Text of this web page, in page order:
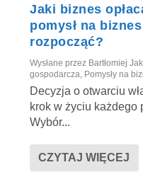
Jaki biznes
pomysł na
rozpocząć?
Wysłane przez Bartłomiej
gospodarcza, Pomysły na
Decyzja o otwarciu
krok w życiu każdego
Wybór...
CZYTAJ WIĘCEJ